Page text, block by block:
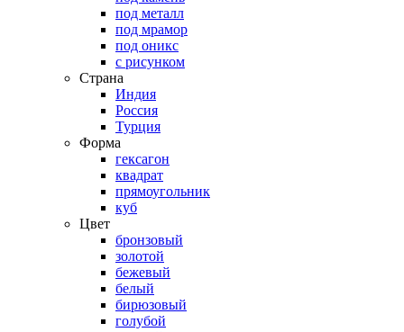
под металл
под мрамор
под оникс
с рисунком
Страна
Индия
Россия
Турция
Форма
гексагон
квадрат
прямоугольник
куб
Цвет
бронзовый
золотой
бежевый
белый
бирюзовый
голубой